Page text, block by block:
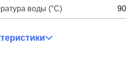
воды (°C) 90